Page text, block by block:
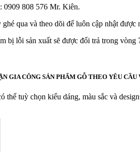
0909 808 576 Mr. Kiên.
ghé qua và theo dõi để luôn cập nhật được
lỗi sản xuất sẽ được đổi trả trong vòng
GIA CÔNG SẢN PHẨM GỖ THEO YÊU
tuỳ chọn kiểu dáng, màu sắc và